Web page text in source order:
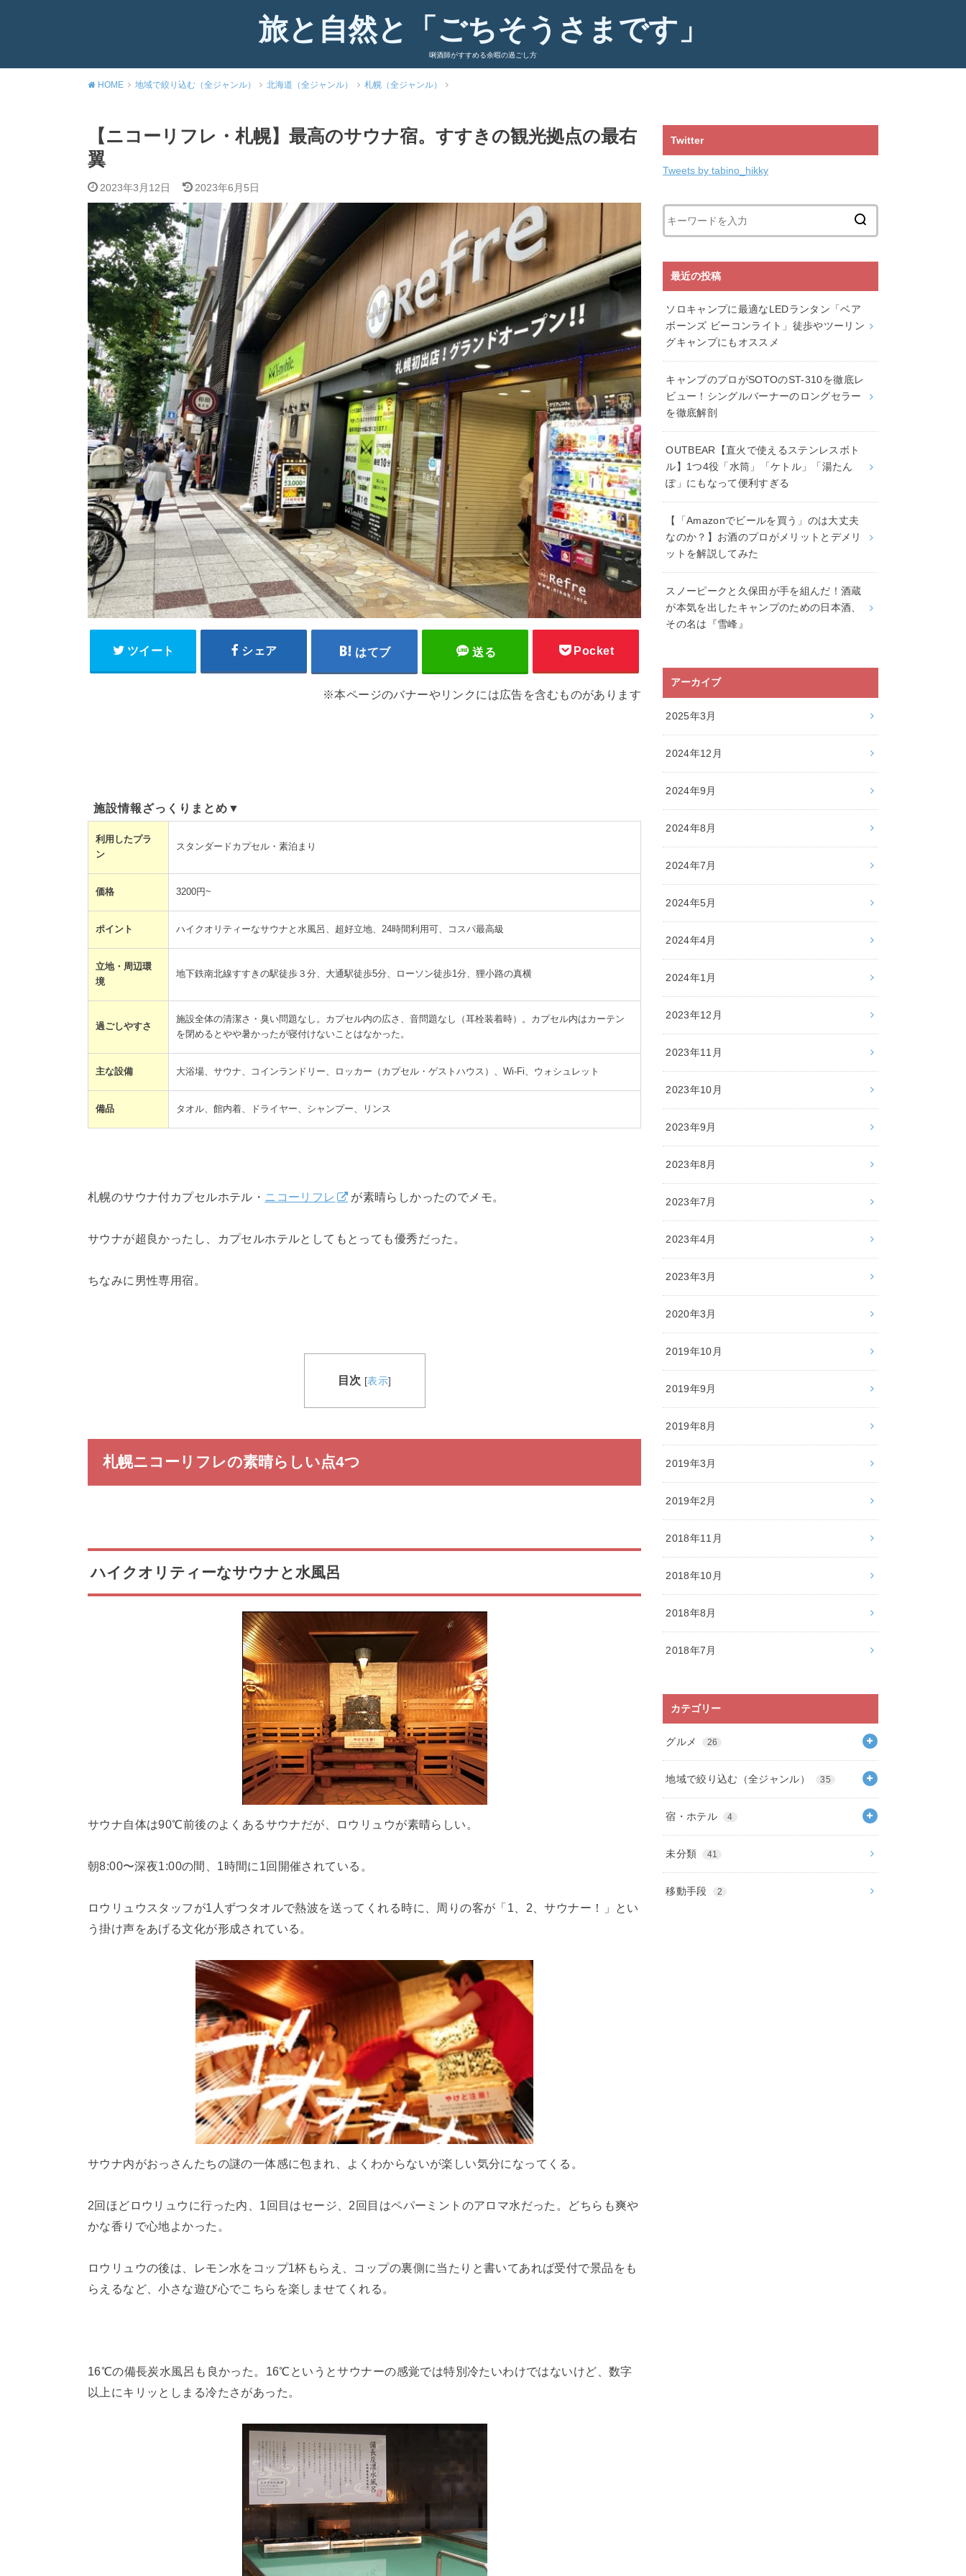
旅と自然と「ごちそうさまです」
唎酒師がすすめる余暇の過ごし方
HOME 地域で絞り込む（全ジャンル） 北海道（全ジャンル） 札幌（全ジャンル）
【ニコーリフレ・札幌】最高のサウナ宿。すすきの観光拠点の最右
翼
2023年3月12日 2023年6月5日
ツイート シェア はてブ 送る Pocket
※本ページのバナーやリンクには広告を含むものがあります
施設情報ざっくりまとめ▼
利用したプラ
ン
スタンダードカプセル・素泊まり
価格 3200円~
ポイント ハイクオリティーなサウナと水風呂、超好立地、24時間利用可、コスパ最高級
立地・周辺環
境
地下鉄南北線すすきの駅徒歩３分、大通駅徒歩5分、ローソン徒歩1分、狸小路の真横
過ごしやすさ
施設全体の清潔さ・臭い問題なし。カプセル内の広さ、音問題なし（耳栓装着時）。カプセル内はカーテン
を閉めるとやや暑かったが寝付けないことはなかった。
主な設備 大浴場、サウナ、コインランドリー、ロッカー（カプセル・ゲストハウス）、Wi-Fi、ウォシュレット
備品 タオル、館内着、ドライヤー、シャンプー、リンス
札幌のサウナ付カプセルホテル・ ニコーリフレ が素晴らしかったのでメモ。
サウナが超良かったし、カプセルホテルとしてもとっても優秀だった。
ちなみに男性専用宿。
目次 [表示]
札幌ニコーリフレの素晴らしい点4つ
ハイクオリティーなサウナと水風呂
サウナ自体は90℃前後のよくあるサウナだが、ロウリュウが素晴らしい。
朝8:00〜深夜1:00の間、1時間に1回開催されている。
ロウリュウスタッフが1人ずつタオルで熱波を送ってくれる時に、周りの客が「1、2、サウナー！」とい
う掛け声をあげる文化が形成されている。
サウナ内がおっさんたちの謎の一体感に包まれ、よくわからないが楽しい気分になってくる。
2回ほどロウリュウに行った内、1回目はセージ、2回目はペパーミントのアロマ水だった。どちらも爽や
かな香りで心地よかった。
ロウリュウの後は、レモン水をコップ1杯もらえ、コップの裏側に当たりと書いてあれば受付で景品をも
らえるなど、小さな遊び心でこちらを楽しませてくれる。
16℃の備長炭水風呂も良かった。16℃というとサウナーの感覚では特別冷たいわけではないけど、数字
以上にキリッとしまる冷たさがあった。
Twitter
Tweets by tabino_hikky
最近の投稿
ソロキャンプに最適なLEDランタン「ベア
ボーンズ ビーコンライト」徒歩やツーリン
グキャンプにもオススメ
キャンプのプロがSOTOのST-310を徹底レ
ビュー！シングルバーナーのロングセラー
を徹底解剖
OUTBEAR【直火で使えるステンレスボト
ル】1つ4役「水筒」「ケトル」「湯たん
ぽ」にもなって便利すぎる
【「Amazonでビールを買う」のは大丈夫
なのか？】お酒のプロがメリットとデメリ
ットを解説してみた
スノーピークと久保田が手を組んだ！酒蔵
が本気を出したキャンプのための日本酒、
その名は『雪峰』
アーカイブ
2025年3月
2024年12月
2024年9月
2024年8月
2024年7月
2024年5月
2024年4月
2024年1月
2023年12月
2023年11月
2023年10月
2023年9月
2023年8月
2023年7月
2023年4月
2023年3月
2020年3月
2019年10月
2019年9月
2019年8月
2019年3月
2019年2月
2018年11月
2018年10月
2018年8月
2018年7月
カテゴリー
グルメ 26
地域で絞り込む（全ジャンル） 35
宿・ホテル 4
未分類 41
移動手段 2